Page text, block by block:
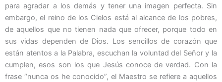
para agradar a los demás y tener una imagen perfecta. Sin
embargo, el reino de los Cielos está al alcance de los pobres,
de aquellos que no tienen nada que ofrecer, porque todo en
sus vidas dependen de Dios. Los sencillos de corazón que
están atentos a la Palabra, escuchan la voluntad del Señor y la
cumplen, esos son los que Jesús conoce de verdad. Con la
frase “nunca os he conocido”, el Maestro se refiere a aquellos